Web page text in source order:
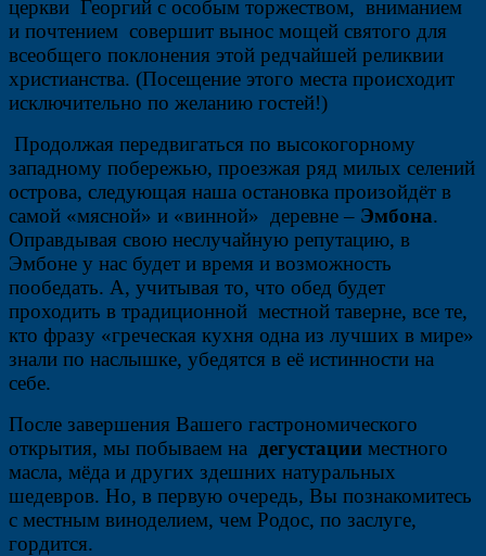
церкви Георгий с особым торжеством, вниманием
и почтением совершит вынос мощей святого для
всеобщего поклонения этой редчайшей реликвии
христианства. (Посещение этого места происходит
исключительно по желанию гостей!)
Продолжая передвигаться по высокогорному
западному побережью, проезжая ряд милых селений
острова, следующая наша остановка произойдёт в
самой «мясной» и «винной» деревне – Эмбона.
Оправдывая свою неслучайную репутацию, в
Эмбоне у нас будет и время и возможность
пообедать. А, учитывая то, что обед будет
проходить в традиционной местной таверне, все те,
кто фразу «греческая кухня одна из лучших в мире»
знали по наслышке, убедятся в её истинности на
себе.
После завершения Вашего гастрономического
открытия, мы побываем на дегустации местного
масла, мёда и других здешних натуральных
шедевров. Но, в первую очередь, Вы познакомитесь
с местным виноделием, чем Родос, по заслуге,
гордится.